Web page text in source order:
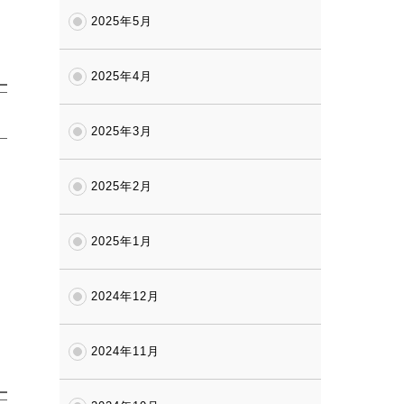
2025年5月
2025年4月
2025年3月
2025年2月
2025年1月
2024年12月
2024年11月